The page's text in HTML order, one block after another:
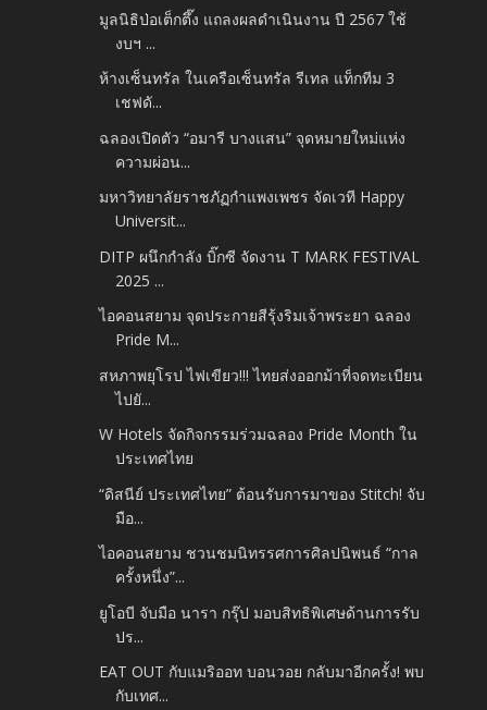
มูลนิธิป่อเต็กตึ๊ง แถลงผลดำเนินงาน ปี 2567 ใช้
งบฯ ...
ห้างเซ็นทรัล ในเครือเซ็นทรัล รีเทล แท็กทีม 3
เชฟดั...
ฉลองเปิดตัว “อมารี บางแสน” จุดหมายใหม่แห่ง
ความผ่อน...
มหาวิทยาลัยราชภัฏกำแพงเพชร จัดเวที Happy
Universit...
DITP ผนึกกำลัง บิ๊กซี จัดงาน T MARK FESTIVAL
2025 ...
ไอคอนสยาม จุดประกายสีรุ้งริมเจ้าพระยา ฉลอง
Pride M...
สหภาพยุโรป ไฟเขียว!!! ไทยส่งออกม้าที่จดทะเบียน
ไปยั...
W Hotels จัดกิจกรรมร่วมฉลอง Pride Month ใน
ประเทศไทย
“ดิสนีย์ ประเทศไทย” ต้อนรับการมาของ Stitch! จับ
มือ...
ไอคอนสยาม ชวนชมนิทรรศการศิลปนิพนธ์ “กาล
ครั้งหนึ่ง”...
ยูโอบี จับมือ นารา กรุ๊ป มอบสิทธิพิเศษด้านการรับ
ปร...
EAT OUT กับแมริออท บอนวอย กลับมาอีกครั้ง! พบ
กับเทศ...